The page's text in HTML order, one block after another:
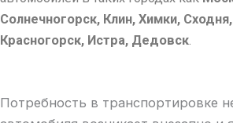
Солнечногорск, Клин, Химки,
Красногорск, Истра, Дедовск.
Потребность в транспортировке